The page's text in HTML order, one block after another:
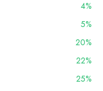
4%
5%
20%
22%
25%